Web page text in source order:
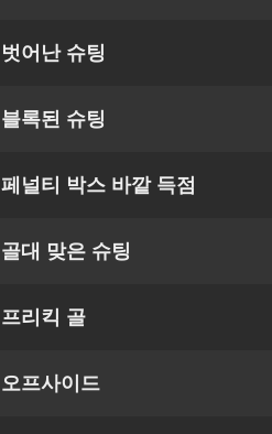
벗어난 슈팅
블록된 슈팅
페널티 박스 바깥 득점
골대 맞은 슈팅
프리킥 골
오프사이드